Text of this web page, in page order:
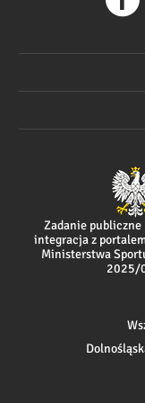
Zadanie
integracja z
Ministerstwa
2025/